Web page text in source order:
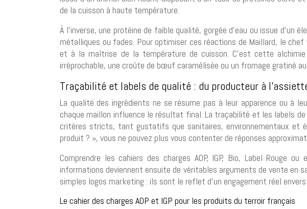
de la cuisson à haute température.
À l’inverse, une protéine de faible qualité, gorgée d’eau ou issue
métalliques ou fades. Pour optimiser ces réactions de Maillard, le
et à la maîtrise de la température de cuisson. C’est cette
irréprochable, une croûte de bœuf caramélisée ou un fromage gratiné
Traçabilité et labels de qualité : du producteur à
La qualité des ingrédients ne se résume pas à leur apparence ou à
chaque maillon influence le résultat final. La traçabilité et les labels
critères stricts, tant gustatifs que sanitaires, environnementaux et
produit ? », vous ne pouvez plus vous contenter de réponses
Comprendre les cahiers des charges AOP, IGP, Bio, Label Rouge
informations deviennent ensuite de véritables arguments de vente
simples logos marketing : ils sont le reflet d’un engagement réel
Le cahier des charges AOP et IGP pour les produits du terroir français